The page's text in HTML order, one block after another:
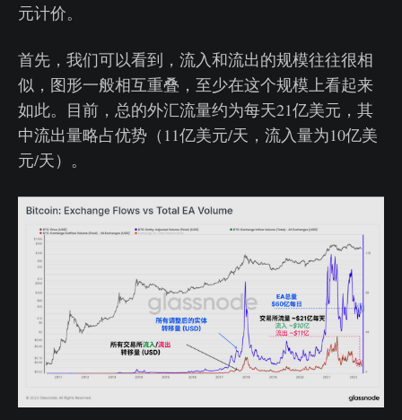
元计价。
首先，我们可以看到，流入和流出的规模往往很相
似，图形一般相互重叠，至少在这个规模上看起来
如此。目前，总的外汇流量约为每天21亿美元，其
中流出量略占优势（11亿美元/天，流入量为10亿美
元/天）。